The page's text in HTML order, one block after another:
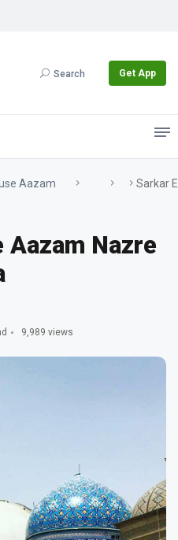
Search Get App
Aazam Sarkar
Aazam Nazre
9,989 views